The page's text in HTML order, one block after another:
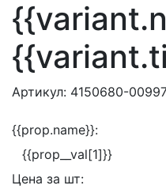
Артикул: 4150680-
{{prop.name}}:
{{prop__val[1]}}
Цена за шт: